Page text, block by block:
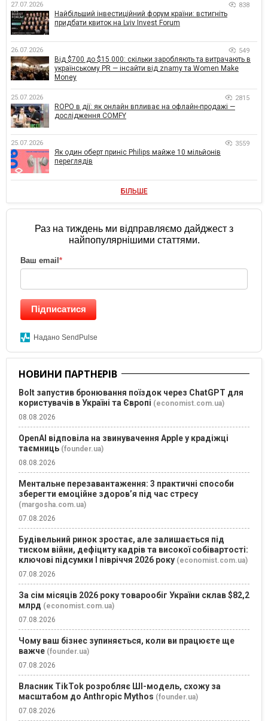
27.07.2026 838
Найбільший інвестиційний форум країни: встигніть
придбати квиток на Lviv Invest Forum
26.07.2026 549
Від $700 до $15 000: скільки заробляють та витрачають в
українському PR — інсайти від znamy та Women Make
Money
25.07.2026 2815
ROPO в дії: як онлайн впливає на офлайн-продажі —
дослідження COMFY
25.07.2026 3559
Як один оберт приніс Philips майже 10 мільйонів
переглядів
БІЛЬШЕ
Раз на тиждень ми відправляємо дайджест з
найпопулярнішими статтями.
Ваш email *
Підписатися
Надано SendPulse
НОВИНИ ПАРТНЕРІВ
Bolt запустив бронювання поїздок через ChatGPT для
користувачів в Україні та Європі (economist.com.ua)
08.08.2026
OpenAI відповіла на звинувачення Apple у крадіжці
таємниць (founder.ua)
08.08.2026
Ментальне перезавантаження: 3 практичні способи
зберегти емоційне здоров’я під час стресу
(margosha.com.ua)
07.08.2026
Будівельний ринок зростає, але залишається під
тиском війни, дефіциту кадрів та високої собівартості:
ключові підсумки І півріччя 2026 року (economist.com.ua)
07.08.2026
За сім місяців 2026 року товарообіг України склав $82,2
млрд (economist.com.ua)
07.08.2026
Чому ваш бізнес зупиняється, коли ви працюєте ще
важче (founder.ua)
07.08.2026
Власник TikTok розробляє ШІ-модель, схожу за
масштабом до Anthropic Mythos (founder.ua)
07.08.2026